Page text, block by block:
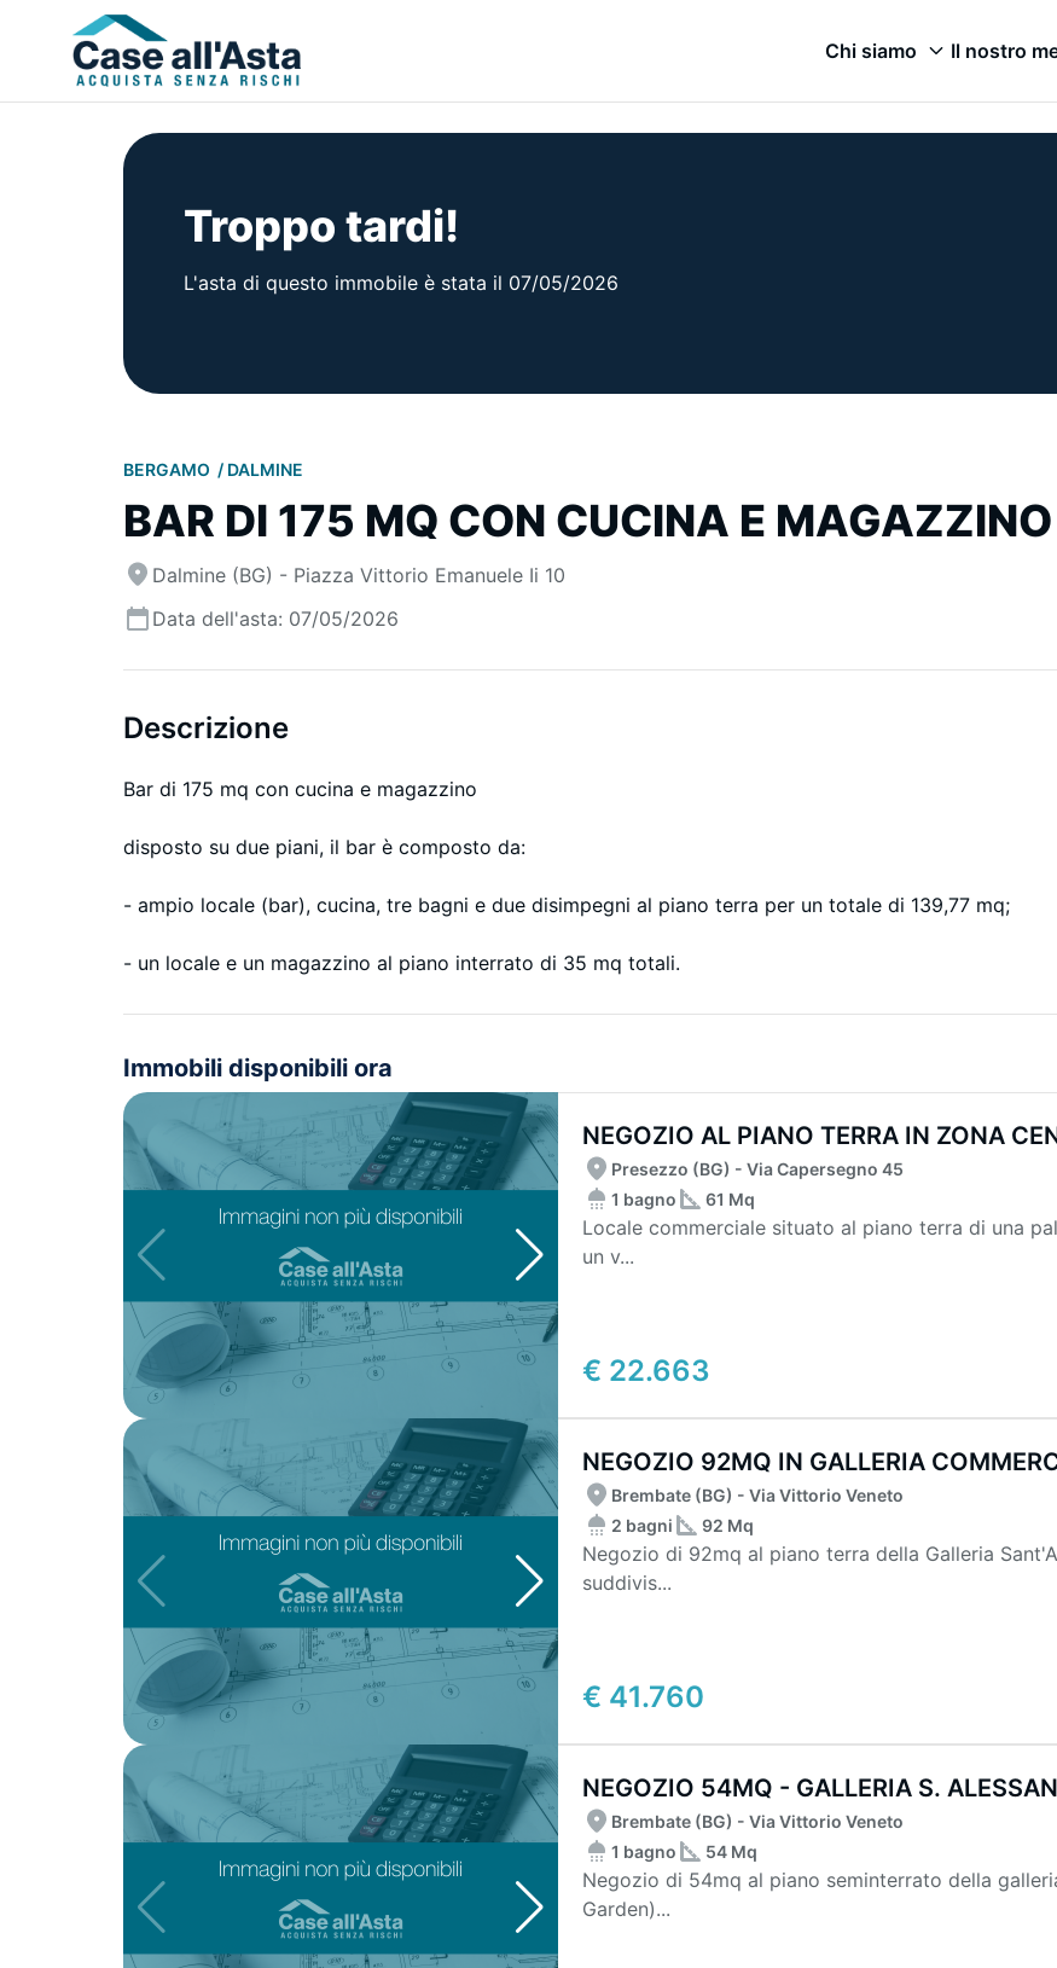
Chi siamo Il nostro
Troppo tardi!
L'asta di questo immobile è stata il 07/05/2026
BERGAMO DALMINE
BAR DI 175 MQ CON CUCINA E MAGAZZINO
Dalmine (BG) - Piazza Vittorio Emanuele Ii 10
Data dell'asta: 07/05/2026
Descrizione
Bar di 175 mq con cucina e magazzino
disposto su due piani, il bar è composto da:
- ampio locale (bar), cucina, tre bagni e due disimpegni al piano terra per un totale di 139,77 mq;
- un locale e un magazzino al piano interrato di 35 mq totali.
Immobili disponibili ora
NEGOZIO AL PIANO TERRA IN ZONA
€ 22.663
Presezzo (BG) - Via Capersegno 45
1 bagno
61 Mq
Locale commerciale situato al piano terra di una
un v...
NEGOZIO 92MQ IN GALLERIA
€ 41.760
Brembate (BG) - Via Vittorio Veneto
2 bagni
92 Mq
Negozio di 92mq al piano terra della Galleria
suddivis...
NEGOZIO 54MQ - GALLERIA S.
Brembate (BG) - Via Vittorio Veneto
1 bagno
54 Mq
Negozio di 54mq al piano seminterrato della
Garden)...